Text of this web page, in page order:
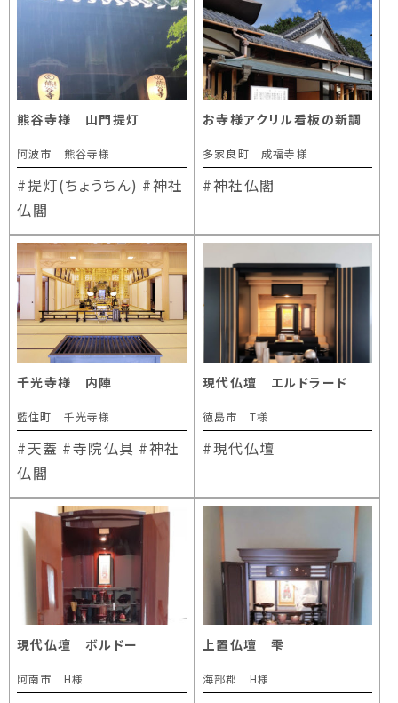
熊谷寺様 山門提灯
阿波市 熊谷寺様
#提灯(ちょうちん) #神社
仏閣
お寺様アクリル看板の新調
多家良町 成福寺様
#神社仏閣
千光寺様 内陣
藍住町 千光寺様
#天蓋 #寺院仏具 #神社
仏閣
現代仏壇 エルドラード
徳島市 T様
#現代仏壇
現代仏壇 ボルドー
阿南市 H様
上置仏壇 雫
海部郡 H様